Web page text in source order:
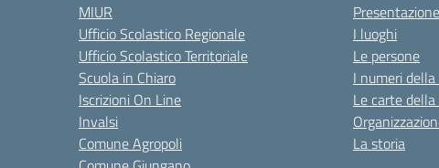
MIUR
Ufficio Scolastico Regionale
Ufficio Scolastico Territoriale
Scuola in Chiaro
Iscrizioni On Line
Invalsi
Comune Agropoli
Presentazione
I luoghi
Le persone
I numeri
Le carte
La storia